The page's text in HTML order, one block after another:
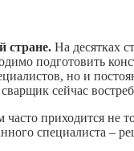
стране. На десятках
подготовить
но и
сейчас
приходится не
специалиста